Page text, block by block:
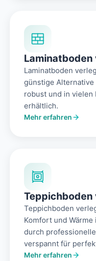
Laminatboden
Laminatboden
günstige
robust und in vielen
erhältlich.
Mehr erfahren
Teppichboden
Teppichboden
Komfort und
durch
verspannt für
Mehr erfahren